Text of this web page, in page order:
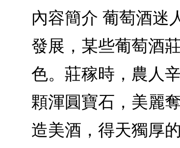
內容簡介 葡萄酒迷
發展，某些葡萄酒
色。莊稼時，農人
顆渾圓寶石，美麗
造美酒，得天獨厚